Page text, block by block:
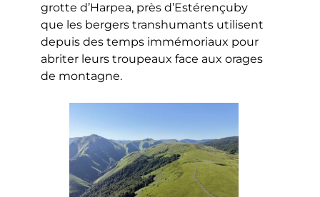
grotte d’Harpea, près d’Estérençuby
que les bergers transhumants utilisent
depuis des temps immémoriaux pour
abriter leurs troupeaux face aux orages
de montagne.